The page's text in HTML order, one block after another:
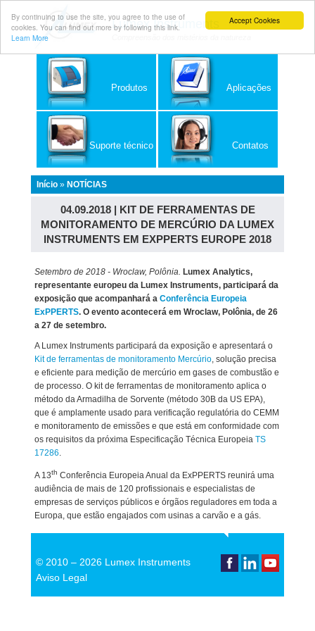
Accept Cookies
By continuing to use the site, you agree to the use of
cookies. You can find out more by following this link.
Learn More
Lumex Instruments
Produtos Aplicações
Suporte técnico Contatos
Início » NOTÍCIAS
04.09.2018 | KIT DE FERRAMENTAS DE
MONITORAMENTO DE MERCÚRIO DA LUMEX
INSTRUMENTS EM EXPPERTS EUROPE 2018
Setembro de 2018 - Wroclaw, Polônia. Lumex Analytics,
representante europeu da Lumex Instruments, participará da
exposição que acompanhará a Conferência Europeia
ExPPERTS. O evento acontecerá em Wroclaw, Polônia, de 26
a 27 de setembro.
A Lumex Instruments participará da exposição e apresentará o
Kit de ferramentas de monitoramento Mercúrio, solução precisa
e eficiente para medição de mercúrio em gases de combustão e
de processo. O kit de ferramentas de monitoramento aplica o
método da Armadilha de Sorvente (método 30B da US EPA),
que é amplamente usado para verificação regulatória do CEMM
e monitoramento de emissões e que está em conformidade com
os requisitos da próxima Especificação Técnica Europeia TS
17286.
A 13th Conferência Europeia Anual da ExPPERTS reunirá uma
audiência de mais de 120 profissionais e especialistas de
empresas de serviços públicos e órgãos reguladores em toda a
Europa, que estão engajados com usinas a carvão e a gás.
© 2010 – 2026 Lumex Instruments
Aviso Legal